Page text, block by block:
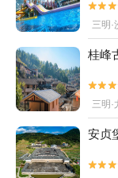
三明·
桂峰
三明·
安贞